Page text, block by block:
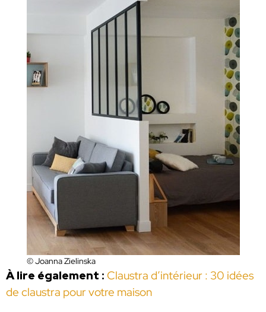
© Joanna Zielinska
À lire également : Claustra d’intérieur : 30 idées
de claustra pour votre maison